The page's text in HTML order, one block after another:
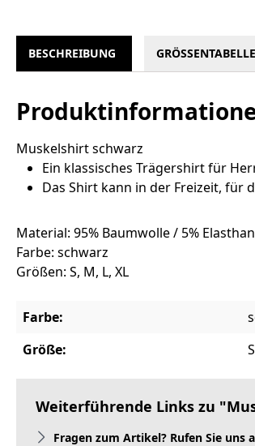
BESCHREIBUNG GRÖSSENTABELLE
Muskelshirt schwarz
Ein klassisches Trägershirt für
Das Shirt kann in der Freizeit, für
Material: 95% Baumwolle / 5% Elasthan
Farbe: schwarz
Größen: S, M, L, XL
Farbe:
Größe:
Weiterführende Links zu
Fragen zum Artikel? Rufen Sie uns